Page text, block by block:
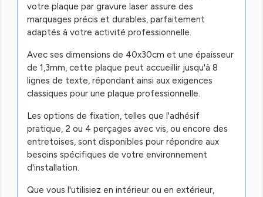
votre plaque par gravure laser assure des
marquages précis et durables, parfaitement
adaptés à votre activité professionnelle.
Avec ses dimensions de 40x30cm et une épaisseur
de 1,3mm, cette plaque peut accueillir jusqu'à 8
lignes de texte, répondant ainsi aux exigences
classiques pour une plaque professionnelle.
Les options de fixation, telles que l'adhésif
pratique, 2 ou 4 perçages avec vis, ou encore des
entretoises, sont disponibles pour répondre aux
besoins spécifiques de votre environnement
d'installation.
Que vous l'utilisiez en intérieur ou en extérieur,